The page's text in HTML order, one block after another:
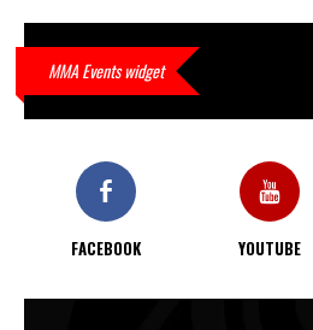
9 OKTOBER, 2023
waar hij van gemaakt is…
KO bij CWA Lowlands 7
MMA Events widget
FACEBOOK YOUTUBE